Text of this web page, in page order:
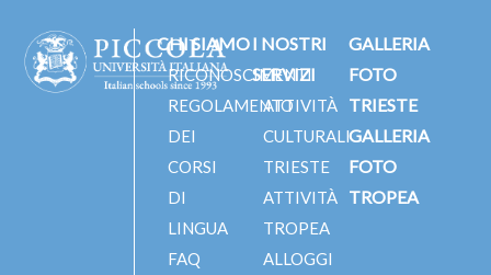
CHI SIAMO
RICONOSCIMENTI
REGOLAMENTO
DEI
CORSI
DI
LINGUA
FAQ
I NOSTRI
SERVIZI
ATTIVITÀ
CULTURALI
TRIESTE
ATTIVITÀ
TROPEA
ALLOGGI
GALLERIA
FOTO
TRIESTE
GALLERIA
FOTO
TROPEA